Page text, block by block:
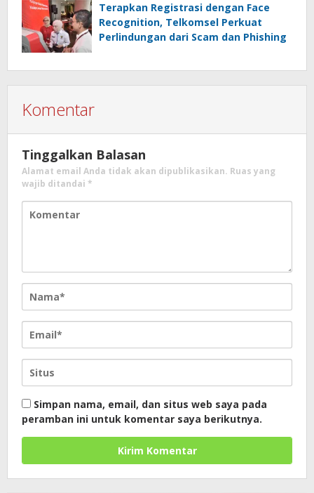
Terapkan Registrasi dengan Face
Recognition, Telkomsel Perkuat
Perlindungan dari Scam dan Phishing
Komentar
Tinggalkan Balasan
Alamat email Anda tidak akan dipublikasikan. Ruas yang
wajib ditandai *
Simpan nama, email, dan situs web saya pada
peramban ini untuk komentar saya berikutnya.